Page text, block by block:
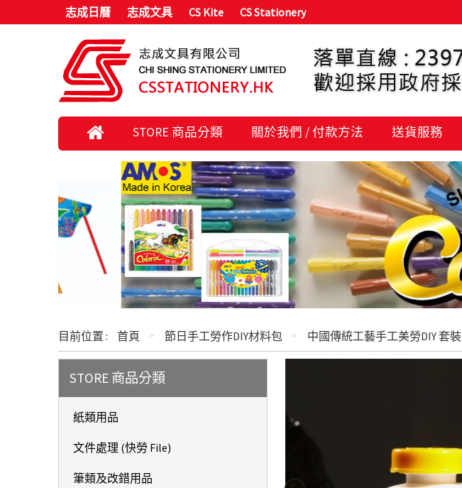
志成日曆 志成文具 CS Kite CS Stationery
STORE 商品分類 關於我們 / 付款方法 送貨服務
目前位置 : 首頁 節日手工勞作DIY材料包 中國傳統工藝手工美勞DIY 套裝
STORE 商品分類
紙類用品
文件處理 (快勞 File)
筆類及改錯用品